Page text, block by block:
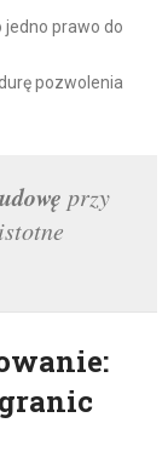
jedno prawo do
pozwolenia
przy